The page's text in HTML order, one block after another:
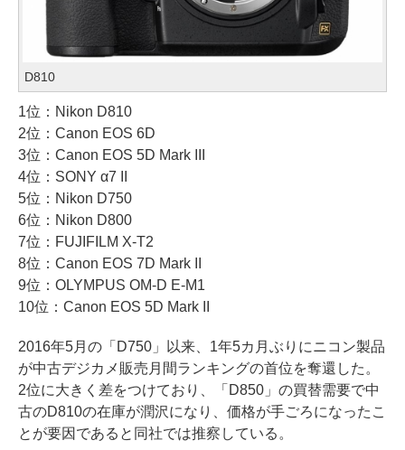
D810
1位：Nikon D810
2位：Canon EOS 6D
3位：Canon EOS 5D Mark III
4位：SONY α7 II
5位：Nikon D750
6位：Nikon D800
7位：FUJIFILM X-T2
8位：Canon EOS 7D Mark II
9位：OLYMPUS OM-D E-M1
10位：Canon EOS 5D Mark II
2016年5月の「D750」以来、1年5カ月ぶりにニコン製品
が中古デジカメ販売月間ランキングの首位を奪還した。
2位に大きく差をつけており、「D850」の買替需要で中
古のD810の在庫が潤沢になり、価格が手ごろになったこ
とが要因であると同社では推察している。